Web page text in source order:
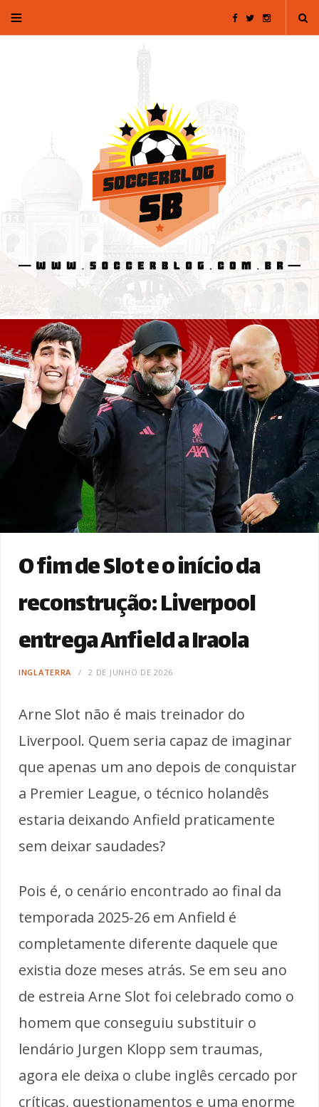
F T I
a
a
O fim de Slot e o início da
reconstrução: Liverpool
entrega Anfield a Iraola
INGLATERRA 2 DE JUNHO DE 2026
Arne Slot não é mais treinador do
Liverpool. Quem seria capaz de imaginar
que apenas um ano depois de conquistar
a Premier League, o técnico holandês
estaria deixando Anfield praticamente
sem deixar saudades?
Pois é, o cenário encontrado ao final da
temporada 2025-26 em Anfield é
completamente diferente daquele que
existia doze meses atrás. Se em seu ano
de estreia Arne Slot foi celebrado como o
homem que conseguiu substituir o
lendário Jurgen Klopp sem traumas,
agora ele deixa o clube inglês cercado por
críticas, questionamentos e uma enorme